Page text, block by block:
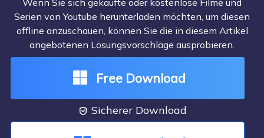
Serien von Youtube herunterladen möchten, um diesen
offline anzuschauen, können Sie die in diesem Artikel
angebotenen Lösungsvorschläge ausprobieren.
Free Download
 Sicherer Download